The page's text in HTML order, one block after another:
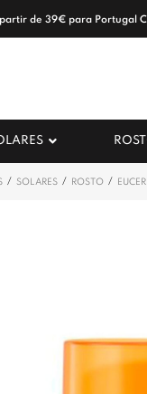
de 39€ para Portugal
/ SOLARES / ROSTO /